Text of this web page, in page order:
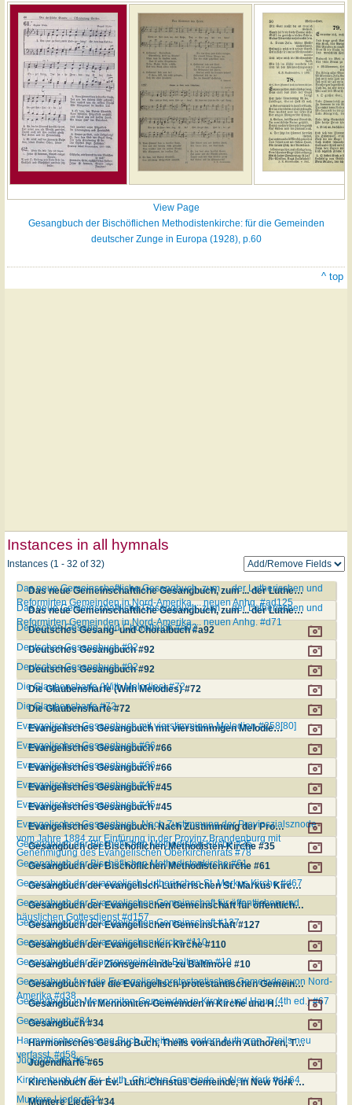
View Page
Gesangbuch der Bischöflichen Methodistenkirche: für die Gemeinden
deutscher Zunge in Europa (1928), p.60
^ top
Instances in all hymnals
Instances (1 - 32 of 32)
Das neue Gemeinschaftliche Gesangbuch, zum ... der Lutherischen und Reformirten Gemeinden in Nord-Amerika ... neuen Anhg. #ad125
Das neue Gemeinschaftliche Gesangbuch, zum ... der Lutherischen und
Reformirten Gemeinden in Nord-Amerika ... neuen Anhg. #ad125
Das neue Gemeinschaftliche Gesangbuch, zum ... der Lutherischen und Reformirten Gemeinden in Nord-Amerika ... neuen Anhg. #d71
Das neue Gemeinschaftliche Gesangbuch, zum ... der Lutherischen und
Reformirten Gemeinden in Nord-Amerika ... neuen Anhg. #d71
Deutsches Gesang- und Choralbuch #a92
Deutsches Gesang- und Choralbuch #a92
Deutsches Gesangbuch #92
Deutsches Gesangbuch #92
Deutsches Gesangbuch #92
Deutsches Gesangbuch #92
Die Glaubensharfe (With Melodies) #72
Die Glaubensharfe (With Melodies) #72
Die Glaubensharfe #72
Die Glaubensharfe #72
Evangelisches Gesangbuch mit vierstimmigen Melodien #258[80]
Evangelisches Gesangbuch mit vierstimmigen Melodien #258[80]
Evangelisches Gesangbuch #66
Evangelisches Gesangbuch #66
Evangelisches Gesangbuch #66
Evangelisches Gesangbuch #66
Evangelisches Gesangbuch #45
Evangelisches Gesangbuch #45
Evangelisches Gesangbuch #45
Evangelisches Gesangbuch #45
Evangelisches Gesangbuch. Nach Zustimmung der Provinszialsznode vom Jahre 1884 zur Einfürung in der Provinz Brandenburg mit Genehmigung des Evangelischen Oberkirchenrats #78
Evangelisches Gesangbuch. Nach Zustimmung der Provinszialsznode
vom Jahre 1884 zur Einfürung in der Provinz Brandenburg mit
Genehmigung des Evangelischen Oberkirchenrats #78
Gesangbuch der Bischöflichen Methodisten-Kirche #35
Gesangbuch der Bischöflichen Methodisten-Kirche #35
Gesangbuch der Bischöflichen Methodistenkirche #61
Gesangbuch der Bischöflichen Methodistenkirche #61
Gesangbuch der evangelisch-Lutherischen St. Markus Kirche #d67
Gesangbuch der evangelisch-Lutherischen St. Markus Kirche #d67
Gesangbuch der Evangelischen Gemeinschaft für öffentlichen und häuslichen Gottesdienst #d157
Gesangbuch der Evangelischen Gemeinschaft für öffentlichen und
häuslichen Gottesdienst #d157
Gesangbuch der Evangelischen Gemeinschaft #127
Gesangbuch der Evangelischen Gemeinschaft #127
Gesangbuch der Evangelischen Kirche #110
Gesangbuch der Evangelischen Kirche #110
Gesangbuch der Zionsgemeinde zu Baltimore #10
Gesangbuch der Zionsgemeinde zu Baltimore #10
Gesangbuch fuer die Evangelisch-protestantischen Gemeinden von Nord-Amerika #d38
Gesangbuch fuer die Evangelisch-protestantischen Gemeinden von Nord-
Amerika #d38
Gesangbuch in Mennoniten-Gemeinden in Kirche und Haus (4th ed.) #67
Gesangbuch in Mennoniten-Gemeinden in Kirche und Haus (4th ed.) #67
Gesangbuch #34
Gesangbuch #34
Harmonisches Gesang Buch, Theils von andern Authoren, Theils neu verfasst. #d58
Harmonisches Gesang Buch, Theils von andern Authoren, Theils neu
verfasst. #d58
Jugendharfe #65
Jugendharfe #65
Kirchenbuch der Ev.- Luth.-Christus Gemeinde, in New York #d164
Kirchenbuch der Ev.- Luth.-Christus Gemeinde, in New York #d164
Muntere Lieder #34
Muntere Lieder #34